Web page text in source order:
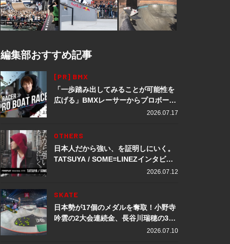
編集部おすすめ記事
[PR] BMX
「一歩踏み出してみることが可能性を
広げる」BMXレーサーからプロボート
レーサーへ転身。上田龍星が体現する
2026.07.17
OTHERS
日本人だから強い、を証明しにいく。
TATSUYA / SOME≡LINEZインタビュ
2026.07.12
SKATE
日本勢が17個のメダルを奪取！小野寺
吟雲の2大会連続金、長谷川瑞穂の3メ
ダル獲得など数々の快挙をプレイバッ
2026.07.10